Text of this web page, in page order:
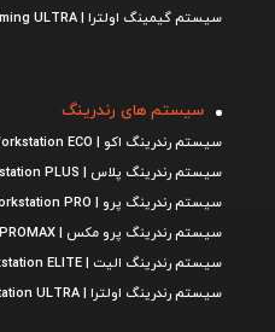
سیستم گیمینگ اولترا | Gaming ULTRA
سیستم های رندرینگ
سیستم رندرینگ اکو | Workstation ECO
سیستم رندرینگ پلاس | Workstation PLUS
سیستم رندرینگ پرو | Workstation PRO
سیستم رندرینگ پرو مکس | Workstation PROMAX
سیستم رندرینگ الیت | Workstation ELITE
سیستم رندرینگ اولترا | Workstation ULTRA